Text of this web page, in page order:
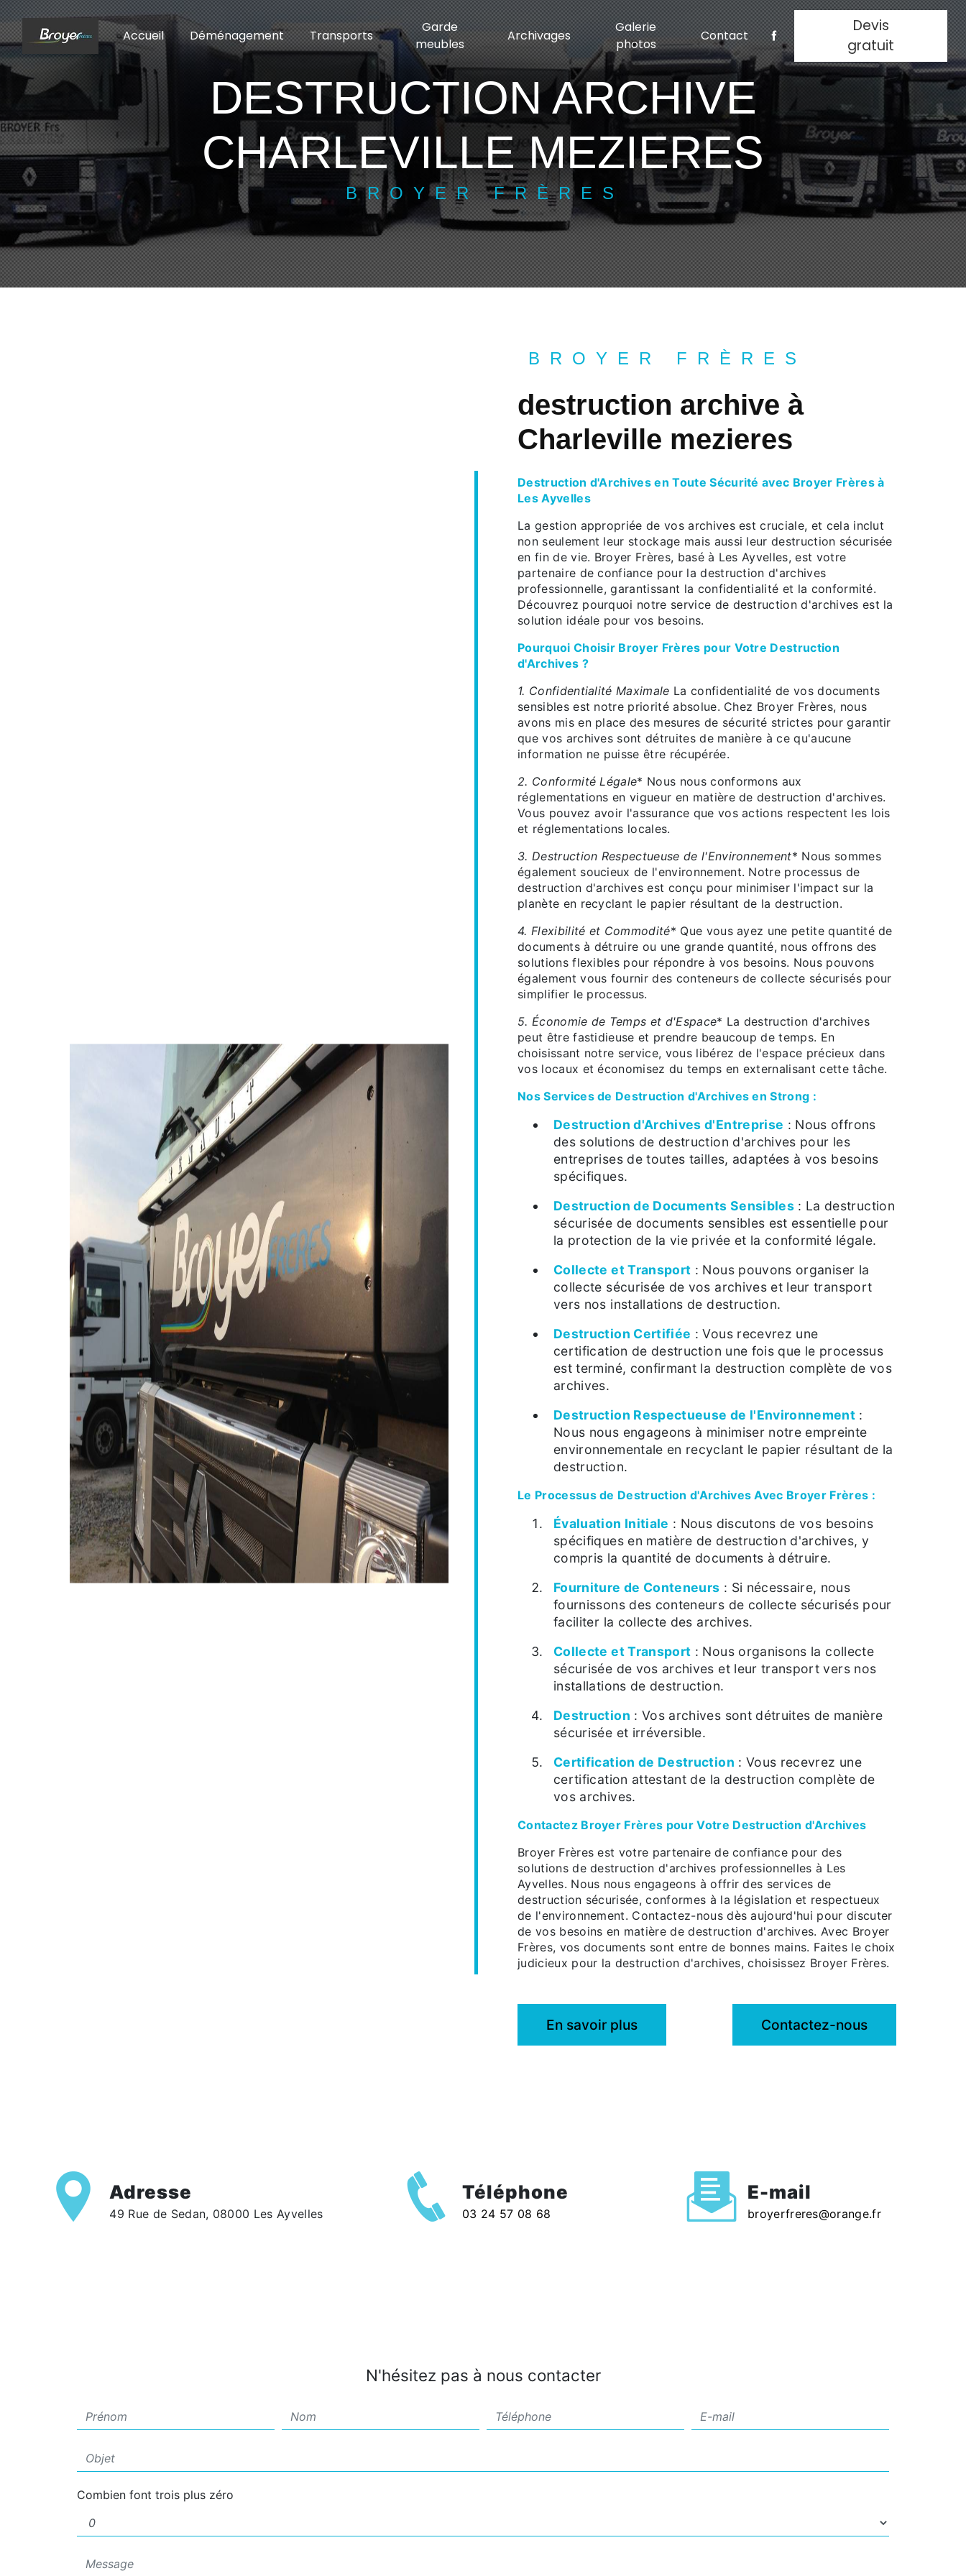
Accueil Déménagement Transports
Garde
meubles
Archivages
Galerie
photos
Contact
Devis
gratuit
DESTRUCTION ARCHIVE
CHARLEVILLE MEZIERES
BROYER FRÈRES
BROYER FRÈRES
destruction archive à
Charleville mezieres
Destruction d'Archives en Toute Sécurité avec Broyer Frères à
Les Ayvelles
La gestion appropriée de vos archives est cruciale, et cela inclut
non seulement leur stockage mais aussi leur destruction sécurisée
en fin de vie. Broyer Frères, basé à Les Ayvelles, est votre
partenaire de confiance pour la destruction d'archives
professionnelle, garantissant la confidentialité et la conformité.
Découvrez pourquoi notre service de destruction d'archives est la
solution idéale pour vos besoins.
Pourquoi Choisir Broyer Frères pour Votre Destruction
d'Archives ?
1. Confidentialité Maximale La confidentialité de vos documents
sensibles est notre priorité absolue. Chez Broyer Frères, nous
avons mis en place des mesures de sécurité strictes pour garantir
que vos archives sont détruites de manière à ce qu'aucune
information ne puisse être récupérée.
2. Conformité Légale* Nous nous conformons aux
réglementations en vigueur en matière de destruction d'archives.
Vous pouvez avoir l'assurance que vos actions respectent les lois
et réglementations locales.
3. Destruction Respectueuse de l'Environnement* Nous sommes
également soucieux de l'environnement. Notre processus de
destruction d'archives est conçu pour minimiser l'impact sur la
planète en recyclant le papier résultant de la destruction.
4. Flexibilité et Commodité* Que vous ayez une petite quantité de
documents à détruire ou une grande quantité, nous offrons des
solutions flexibles pour répondre à vos besoins. Nous pouvons
également vous fournir des conteneurs de collecte sécurisés pour
simplifier le processus.
5. Économie de Temps et d'Espace* La destruction d'archives
peut être fastidieuse et prendre beaucoup de temps. En
choisissant notre service, vous libérez de l'espace précieux dans
vos locaux et économisez du temps en externalisant cette tâche.
Nos Services de Destruction d'Archives en Strong :
Destruction d'Archives d'Entreprise : Nous offrons
des solutions de destruction d'archives pour les
entreprises de toutes tailles, adaptées à vos besoins
spécifiques.
Destruction de Documents Sensibles: La destruction
sécurisée de documents sensibles est essentielle pour
la protection de la vie privée et la conformité légale.
Collecte et Transport : Nous pouvons organiser la
collecte sécurisée de vos archives et leur transport
vers nos installations de destruction.
Destruction Certifiée : Vous recevrez une
certification de destruction une fois que le processus
est terminé, confirmant la destruction complète de vos
archives.
Destruction Respectueuse de l'Environnement :
Nous nous engageons à minimiser notre empreinte
environnementale en recyclant le papier résultant de la
destruction.
Le Processus de Destruction d'Archives Avec Broyer Frères :
Évaluation Initiale : Nous discutons de vos besoins
spécifiques en matière de destruction d'archives, y
compris la quantité de documents à détruire.
Fourniture de Conteneurs : Si nécessaire, nous
fournissons des conteneurs de collecte sécurisés pour
faciliter la collecte des archives.
Collecte et Transport : Nous organisons la collecte
sécurisée de vos archives et leur transport vers nos
installations de destruction.
Destruction : Vos archives sont détruites de manière
sécurisée et irréversible.
Certification de Destruction : Vous recevrez une
certification attestant de la destruction complète de
vos archives.
Contactez Broyer Frères pour Votre Destruction d'Archives
Broyer Frères est votre partenaire de confiance pour des
solutions de destruction d'archives professionnelles à Les
Ayvelles. Nous nous engageons à offrir des services de
destruction sécurisée, conformes à la législation et respectueux
de l'environnement. Contactez-nous dès aujourd'hui pour discuter
de vos besoins en matière de destruction d'archives. Avec Broyer
Frères, vos documents sont entre de bonnes mains. Faites le choix
judicieux pour la destruction d'archives, choisissez Broyer Frères.
En savoir plus Contactez-nous
Adresse
49 Rue de Sedan, 08000 Les Ayvelles
Téléphone
03 24 57 08 68
E-mail
broyerfreres@orange.fr
N'hésitez pas à nous contacter
Combien font trois plus zéro
Panneau de gestion des cookies